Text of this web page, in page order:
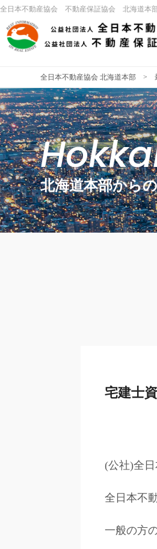
全日本不動産協会 不動産保証協会 北海道本
全日本不動産協会 北海道本部 >
北海道本部から
宅建士
(公社)全
全日本不
一般の方